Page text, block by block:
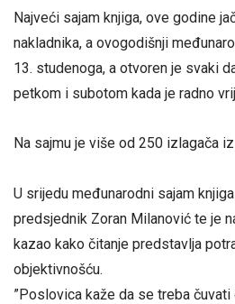
Najveći sajam knjiga, ove godine
nakladnika, a ovogodišnji
13. studenoga, a otvoren je svaki
petkom i subotom kada je radno
Na sajmu je više od 250 izlagača
U srijedu međunarodni sajam
predsjednik Zoran Milanović te je
kazao kako čitanje predstavlja
objektivnošću.
”Poslovica kaže da se treba